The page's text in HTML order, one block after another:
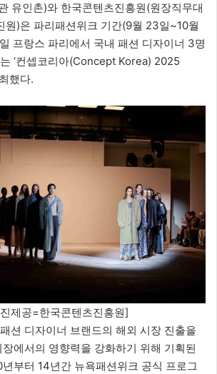
유인촌)와 한국콘텐츠진흥원(원장직무대
원)은 파리패션위크 기간(9월 23일~10월
프랑스 파리에서 국내 패션 디자이너 3명
‘컨셉코리아(Concept Korea) 2025
했다.
제공=한국콘텐츠진흥원]
션 디자이너 브랜드의 해외 시장 진출을
에서의 영향력을 강화하기 위해 기획된
부터 14년간 뉴욕패션위크 공식 프로그